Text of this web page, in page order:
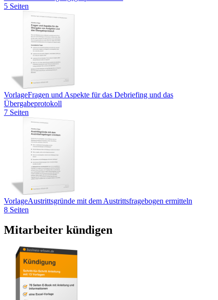
5 Seiten
VorlageFragen und Aspekte für das Debriefing und das
Übergabeprotokoll
7 Seiten
VorlageAustrittsgründe mit dem Austrittsfragebogen ermitteln
8 Seiten
Mitarbeiter kündigen